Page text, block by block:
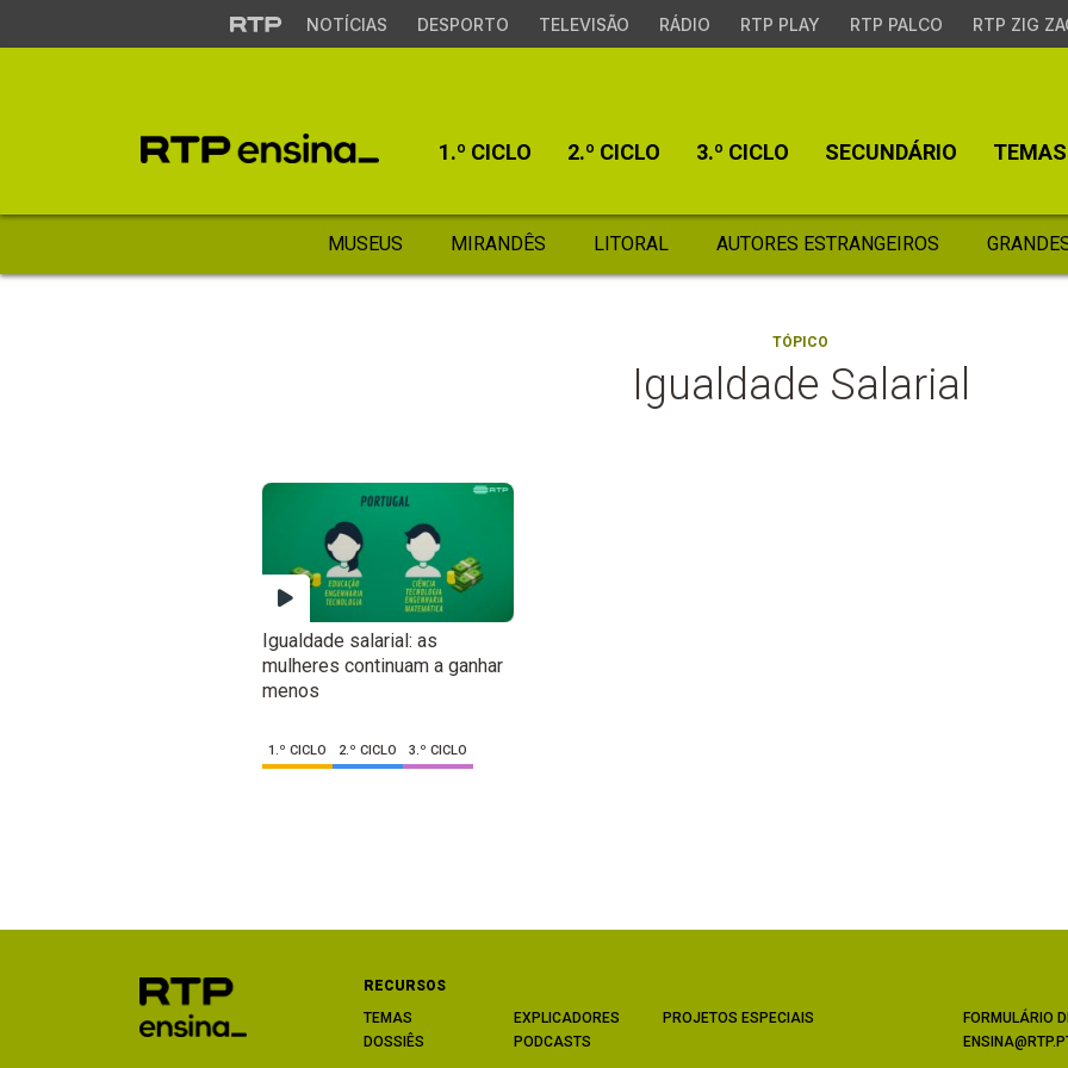
NOTÍCIAS DESPORTO TELEVISÃO RÁDIO RTP PLAY RTP PALCO RTP ZIG
1.º CICLO 2.º CICLO 3.º CICLO SECUNDÁRIO TEMAS
MUSEUS MIRANDÊS LITORAL AUTORES ESTRANGEIROS
TÓPICO
Igualdade Salarial
Igualdade salarial: as
mulheres continuam a ganhar
menos
1.º CICLO 2.º CICLO 3.º CICLO
RECURSOS
TEMAS
DOSSIÊS
EXPLICADORES
PODCASTS
PROJETOS ESPECIAIS
FORMULÁRIO